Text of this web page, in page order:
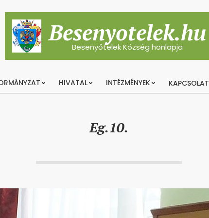
Besenyotelek.hu
Besenyőtelek Község honlapja
Primary
HIVATAL INTÉZMÉNYEK KAPCSOLAT
Eg.10.